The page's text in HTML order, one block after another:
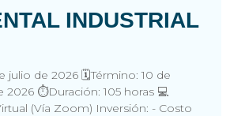
INDUSTRIAL
julio de 2026 🗓️Término: 10 de
2026 ⏱️Duración: 105 horas 💻
(Vía Zoom) Inversión: - Costo